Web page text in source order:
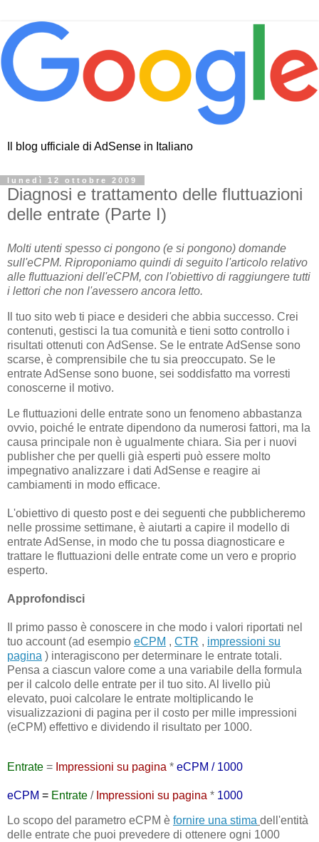
Il blog ufficiale di AdSense in Italiano
lunedì 12 ottobre 2009
Diagnosi e trattamento delle fluttuazioni
delle entrate (Parte I)
Molti utenti spesso ci pongono (e si pongono) domande
sull'eCPM. Riproponiamo quindi di seguito l'articolo relativo
alle fluttuazioni dell'eCPM, con l'obiettivo di raggiungere tutti
i lettori che non l'avessero ancora letto.
Il tuo sito web ti piace e desideri che abbia successo. Crei
contenuti, gestisci la tua comunità e tieni sotto controllo i
risultati ottenuti con AdSense. Se le entrate AdSense sono
scarse, è comprensibile che tu sia preoccupato. Se le
entrate AdSense sono buone, sei soddisfatto ma vorresti
conoscerne il motivo.
Le fluttuazioni delle entrate sono un fenomeno abbastanza
ovvio, poiché le entrate dipendono da numerosi fattori, ma la
causa principale non è ugualmente chiara. Sia per i nuovi
publisher che per quelli già esperti può essere molto
impegnativo analizzare i dati AdSense e reagire ai
cambiamenti in modo efficace.
L'obiettivo di questo post e dei seguenti che pubblicheremo
nelle prossime settimane, è aiutarti a capire il modello di
entrate AdSense, in modo che tu possa diagnosticare e
trattare le fluttuazioni delle entrate come un vero e proprio
esperto.
Approfondisci
Il primo passo è conoscere in che modo i valori riportati nel
tuo account (ad esempio eCPM , CTR , impressioni su
pagina ) interagiscono per determinare le entrate totali.
Pensa a ciascun valore come a una variabile della formula
per il calcolo delle entrate per il tuo sito. Al livello più
elevato, puoi calcolare le entrate moltiplicando le
visualizzazioni di pagina per il costo per mille impressioni
(eCPM) effettivo e dividendo il risultato per 1000.
Entrate = Impressioni su pagina * eCPM / 1000
eCPM = Entrate / Impressioni su pagina * 1000
Lo scopo del parametro eCPM è fornire una stima dell'entità
delle entrate che puoi prevedere di ottenere ogni 1000